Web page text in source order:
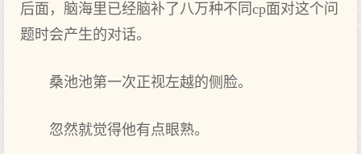
后面，脑海里已经脑补了八万种不同cp面对这个问
题时会产生的对话。
桑池池第一次正视左越的侧脸。
忽然就觉得他有点眼熟。